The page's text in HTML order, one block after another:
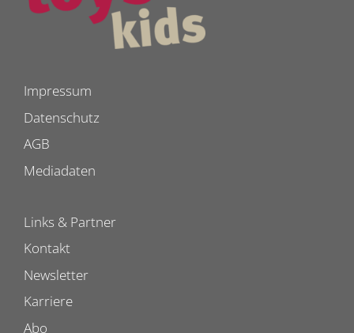
Impressum
Datenschutz
AGB
Mediadaten
Links & Partner
Kontakt
Newsletter
Karriere
Abo